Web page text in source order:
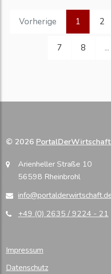
Vorherige 1 2
7 8 ...
© 2026
Arienheller Straße 10
56598 Rheinbrohl
+49 (0) 2635 / 9224 - 21
Impressum
Datenschutz